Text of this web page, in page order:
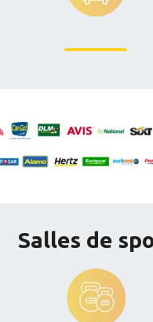
Salles de